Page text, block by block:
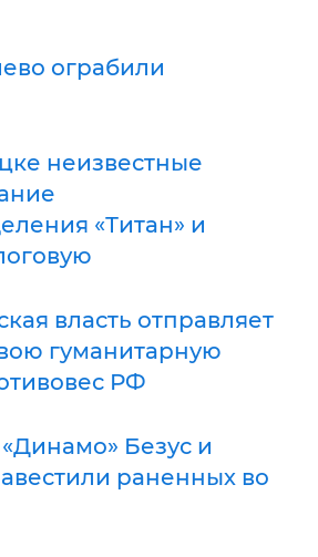
ограбили
неизвестные
«Титан» и
власть отправляет
гуманитарную
РФ
Безус и
раненных во